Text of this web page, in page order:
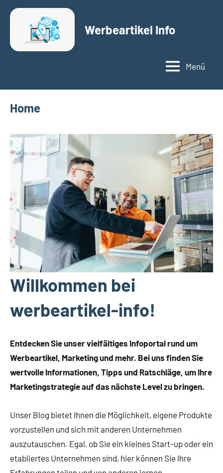
Werbeartikel Info
Menü
Home
Willkommen bei
werbeartikel-info!
Entdecken Sie unser vielfältiges Infoportal rund um
Werbeartikel, Marketing und mehr. Bei uns finden Sie
wertvolle Informationen, Tipps und Ratschläge, um Ihre
Marketingstrategie auf das nächste Level zu bringen.
Unser Blog bietet Ihnen die Möglichkeit, eigene Produkte
vorzustellen und sich mit anderen Unternehmen
auszutauschen. Egal, ob Sie ein kleines Start-up oder ein
etabliertes Unternehmen sind, hier können Sie Ihre